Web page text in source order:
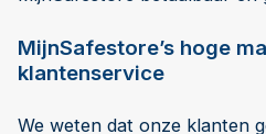
MijnSafestore’s hoge
klantenservice
We weten dat onze klanten